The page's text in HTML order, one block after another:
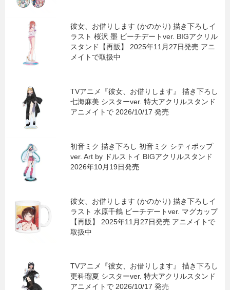
彼女、お借りします (かのかり) 描き下ろしイ
ラスト 桜沢 墨 ビーチデートver. BIGアクリル
スタンド【再販】 2025年11月27日発売 アニ
メイトで取扱中
TVアニメ『彼女、お借りします』 描き下ろし
七海麻美 シスターver. 特大アクリルスタンド
アニメイトで 2026/10/17 発売
初音ミク 描き下ろし 初音ミク シティポップ
ver. Art by ドルストイ BIGアクリルスタンド
2026年10月19日発売
彼女、お借りします (かのかり) 描き下ろしイ
ラスト 水原千鶴 ビーチデートver. マグカップ
【再販】 2025年11月27日発売 アニメイトで
取扱中
TVアニメ『彼女、お借りします』 描き下ろし
更科瑠夏 シスターver. 特大アクリルスタンド
アニメイトで 2026/10/17 発売